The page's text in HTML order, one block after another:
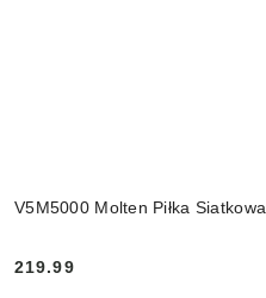
V5M5000 Molten Piłka Siatkowa
Cena:
219.99